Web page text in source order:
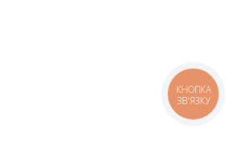
КНОПКА
ЗВ'ЯЗКУ